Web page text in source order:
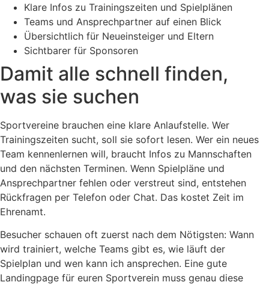
Klare Infos zu Trainingszeiten und Spielplänen
Teams und Ansprechpartner auf einen Blick
Übersichtlich für Neueinsteiger und Eltern
Sichtbarer für Sponsoren
Damit alle schnell finden,
was sie suchen
Sportvereine brauchen eine klare Anlaufstelle. Wer
Trainingszeiten sucht, soll sie sofort lesen. Wer ein neues
Team kennenlernen will, braucht Infos zu Mannschaften
und den nächsten Terminen. Wenn Spielpläne und
Ansprechpartner fehlen oder verstreut sind, entstehen
Rückfragen per Telefon oder Chat. Das kostet Zeit im
Ehrenamt.
Besucher schauen oft zuerst nach dem Nötigsten: Wann
wird trainiert, welche Teams gibt es, wie läuft der
Spielplan und wen kann ich ansprechen. Eine gute
Landingpage für euren Sportverein muss genau diese